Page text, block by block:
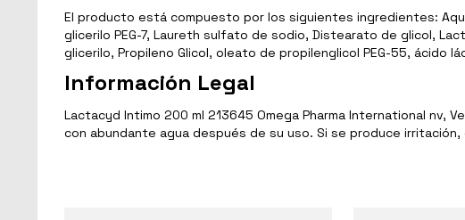
El producto está compuesto por los siguientes ingredientes:
glicerilo PEG-7, Laureth sulfato de sodio, Distearato de glicol,
glicerilo, Propileno Glicol, oleato de propilenglicol PEG-55, ácido
Información Legal
Lactacyd Intimo 200 ml 213645 Omega Pharma International nv,
con abundante agua después de su uso. Si se produce